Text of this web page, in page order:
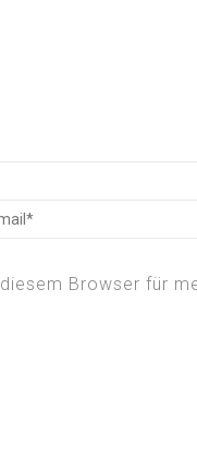
Browser für